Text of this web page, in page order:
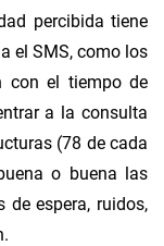
percibida tiene
el SMS, como los
con el tiempo de
a la consulta
(78 de cada
o buena las
espera, ruidos,